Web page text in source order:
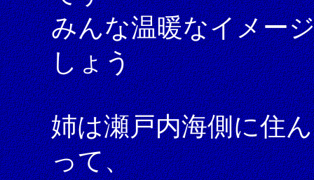
みんな温暖なイメー
しょう
姉は瀬戸内海側に住
って、